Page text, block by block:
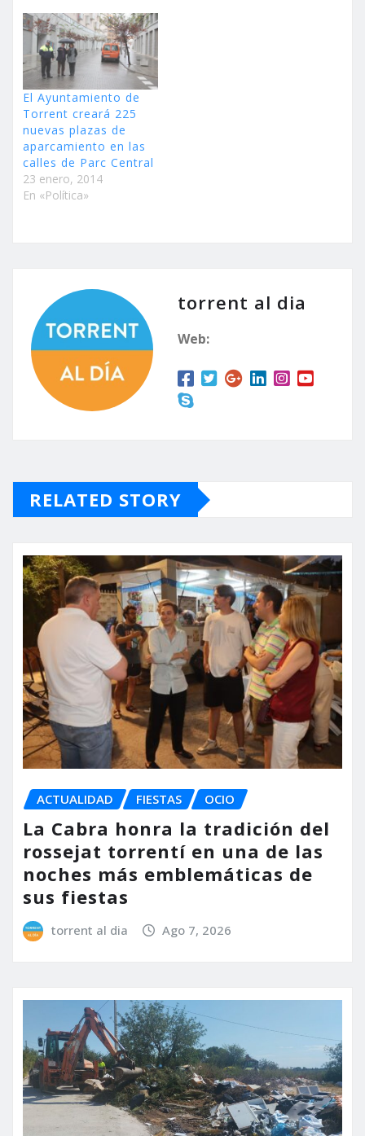
El Ayuntamiento de
Torrent creará 225
nuevas plazas de
aparcamiento en las
calles de Parc Central
23 enero, 2014
En «Política»
torrent al dia
Web:
RELATED STORY
ACTUALIDAD FIESTAS OCIO
La Cabra honra la tradición del
rossejat torrentí en una de las
noches más emblemáticas de
sus fiestas
torrent al dia Ago 7, 2026